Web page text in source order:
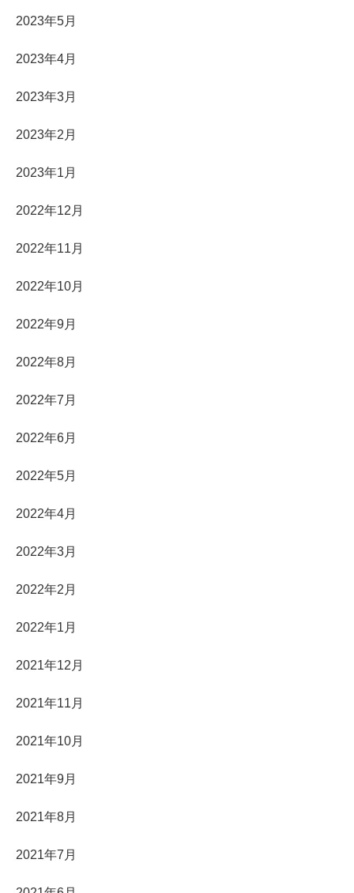
2023年5月
2023年4月
2023年3月
2023年2月
2023年1月
2022年12月
2022年11月
2022年10月
2022年9月
2022年8月
2022年7月
2022年6月
2022年5月
2022年4月
2022年3月
2022年2月
2022年1月
2021年12月
2021年11月
2021年10月
2021年9月
2021年8月
2021年7月